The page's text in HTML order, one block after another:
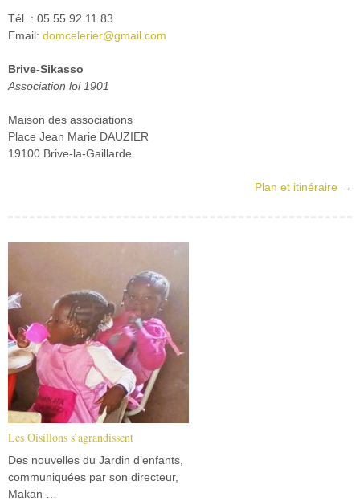
Tél. : 05 55 92 11 83
Email: domcelerier@gmail.com
Brive-Sikasso
Association loi 1901
Maison des associations
Place Jean Marie DAUZIER
19100 Brive-la-Gaillarde
Plan et itinéraire →
Les Oisillons s’agrandissent
Des nouvelles du Jardin d’enfants,
communiquées par son directeur,
Makan …